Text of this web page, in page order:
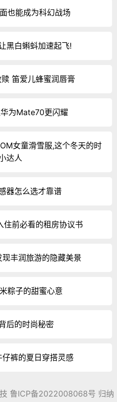
也能成为科幻战场
黑白蝌蚪加速起飞!
笛爱儿蜂蜜润唇膏
为Mate70更闪耀
女童滑雪服,这个冬天的时
达人
器怎么选才靠谱
住前必看的租房协议书
丰润旅游的隐藏美景
粽子的甜蜜心意
后的时尚秘密
裤的夏日穿搭灵感
鲁ICP备2022008068号 归纳